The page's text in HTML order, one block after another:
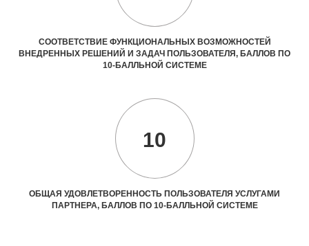
СООТВЕТСТВИЕ ФУНКЦИОНАЛЬНЫХ ВОЗМОЖНОСТЕЙ
ВНЕДРЕННЫХ РЕШЕНИЙ И ЗАДАЧ ПОЛЬЗОВАТЕЛЯ, БАЛЛОВ ПО
10-БАЛЛЬНОЙ СИСТЕМЕ
10
ОБЩАЯ УДОВЛЕТВОРЕННОСТЬ ПОЛЬЗОВАТЕЛЯ УСЛУГАМИ
ПАРТНЕРА, БАЛЛОВ ПО 10-БАЛЛЬНОЙ СИСТЕМЕ